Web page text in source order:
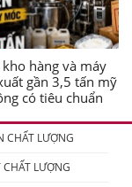
hàng và máy
gần 3,5 tấn mỹ
có tiêu chuẩn
CHẤT LƯỢNG
LƯỢNG